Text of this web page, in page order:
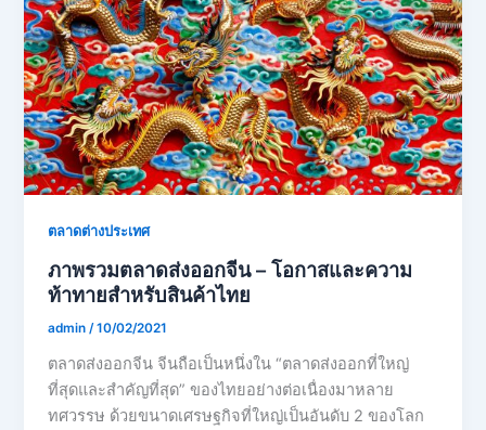
ตลาดต่างประเทศ
ภาพรวมตลาดส่งออกจีน – โอกาสและความ
ท้าทายสำหรับสินค้าไทย
admin/10/02/2021
ตลาดส่งออกจีน จีนถือเป็นหนึ่งใน “ตลาดส่งออกที่ใหญ่
ที่สุดและสำคัญที่สุด” ของไทยอย่างต่อเนื่องมาหลาย
ทศวรรษ ด้วยขนาดเศรษฐกิจที่ใหญ่เป็นอันดับ 2 ของโลก